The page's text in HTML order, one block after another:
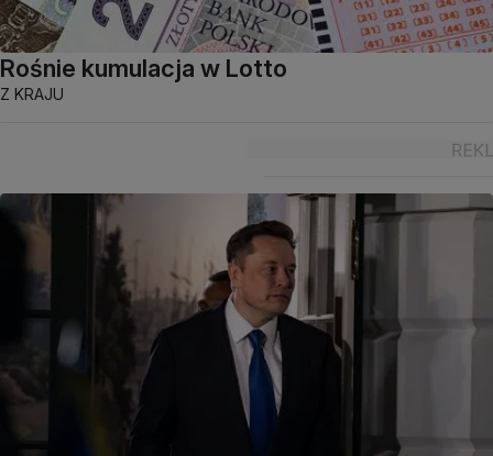
Rośnie kumulacja w Lotto
Z KRAJU